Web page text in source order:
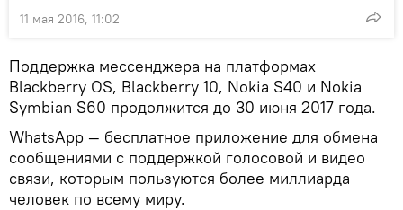
11 мая 2016, 11:02
Поддержка мессенджера на платформах
Blackberry OS, Blackberry 10, Nokia S40 и Nokia
Symbian S60 продолжится до 30 июня 2017 года.
WhatsApp — бесплатное приложение для обмена
сообщениями с поддержкой голосовой и видео
связи, которым пользуются более миллиарда
человек по всему миру.